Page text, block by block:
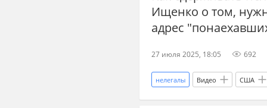
безвизовый режим побег
Ищенко о том,
адрес
27 июля 2025, 18:05 692
нелегалы Видео США
Джо Байден Хантер Байден